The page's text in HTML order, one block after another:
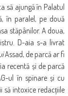
să ajungă în Palatul
în paralel, pe două
stăpânilor. A doua,
D-aia s-a livrat
Assad, de parcă ar fi
recentă și de parcă
ul în spinare și cu
să intoxice redacțiile